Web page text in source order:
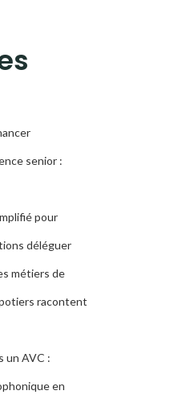
senior :
pour
déléguer
métiers de
racontent
un AVC :
en